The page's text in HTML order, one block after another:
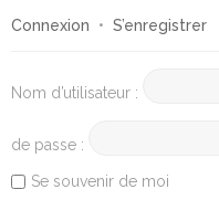
Connexion • S’enregistrer
Nom d’utilisateur :
de passe :
Se souvenir de moi